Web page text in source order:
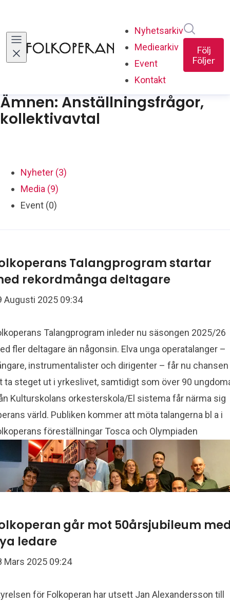
Nyhetsarkiv
Mediearkiv
Event
Kontakt
Följ
Följer
Ämnen: Anställningsfrågor,
kollektivavtal
Nyheter (3)
Media (9)
Event (0)
Talangprogram startar
rekordmånga deltagare
Augusti 2025 09:34
Talangprogram inleder nu säsongen 2025/26
fler deltagare än någonsin. Elva unga operatalanger –
instrumentalister och dirigenter – får nu chansen
ta steget ut i yrkeslivet, samtidigt som över 90
Kulturskolans orkesterskola/El sistema får närma sig
värld. Publiken kommer att möta talangerna bl a i
föreställningar Tosca och Olympiaden
går mot 50årsjubileum
ledare
Mars 2025 09:24
för Folkoperan har utsett Jan Alexandersson till